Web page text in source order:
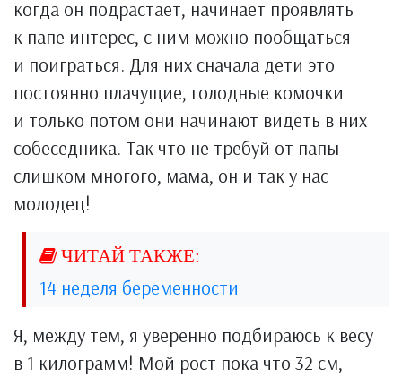
когда он подрастает, начинает проявлять
к папе интерес, с ним можно пообщаться
и поиграться. Для них сначала дети это
постоянно плачущие, голодные комочки
и только потом они начинают видеть в них
собеседника. Так что не требуй от папы
слишком многого, мама, он и так у нас
молодец!
14 неделя беременности
Я, между тем, я уверенно подбираюсь к весу
в 1 килограмм! Мой рост пока что 32 см,